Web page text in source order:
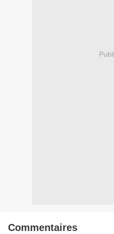
Commentaires